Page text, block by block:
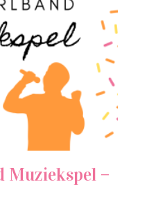
Muziekspel –